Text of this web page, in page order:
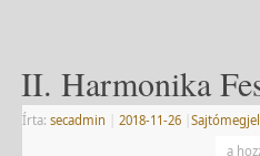
II. Harmonika
Írta: secadmin 2018-11-26
a